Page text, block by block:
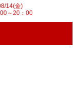
14(金)
～20：00